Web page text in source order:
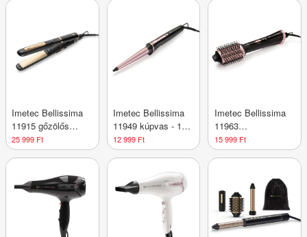
Imetec Bellissima
11915 gőzölős
hajsimító - 1 db
25 999 Ft
Imetec Bellissima
11949 kúpvas - 1
db
12 999 Ft
Imetec Bellissima
11963
meleglevegős
hajformázó - 1 db
15 999 Ft